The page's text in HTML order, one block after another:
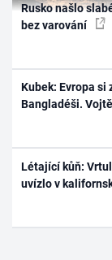
Rusko našlo
bez varování
Kubek: Evropa
Bangladéši.
Létající kůň:
uvízlo v